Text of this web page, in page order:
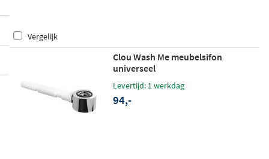
Vergelijk
Clou Wash Me meubelsifon
universeel
Levertijd: 1 werkdag
94,-